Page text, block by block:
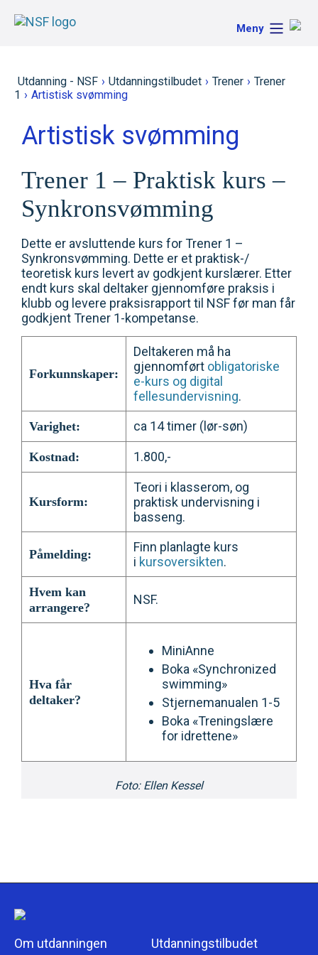
Meny
Utdanning - NSF › Utdanningstilbudet › Trener › Trener
1 › Artistisk svømming
Artistisk svømming
Trener 1 – Praktisk kurs –
Synkronsvømming
Dette er avsluttende kurs for Trener 1 –
Synkronsvømming. Dette er et praktisk-/
teoretisk kurs levert av godkjent kurslærer. Etter
endt kurs skal deltaker gjennomføre praksis i
klubb og levere praksisrapport til NSF før man får
godkjent Trener 1-kompetanse.
Forkunnskaper:
Deltakeren må ha
gjennomført obligatoriske
e-kurs og digital
fellesundervisning.
Varighet: ca 14 timer (lør-søn)
Kostnad: 1.800,-
Kursform:
Teori i klasserom, og
praktisk undervisning i
basseng.
Påmelding:
Finn planlagte kurs
i kursoversikten.
Hvem kan
arrangere?
NSF.
Hva får
deltaker?
MiniAnne
Boka «Synchronized
swimming»
Stjernemanualen 1-5
Boka «Treningslære
for idrettene»
Foto: Ellen Kessel
Om utdanningen Utdanningstilbudet